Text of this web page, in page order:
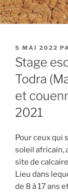
PUBLIÉ
LE
5 MAI 2022
Stage
Todra
et
2021
Pour ceux qui
soleil africain,
site de
Lieu dans
de 8 à 17 ans